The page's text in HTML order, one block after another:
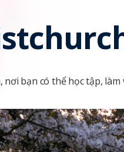
bạn có thể học tập,